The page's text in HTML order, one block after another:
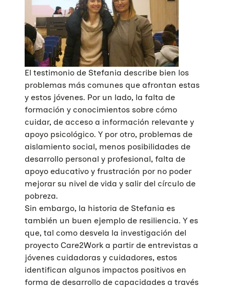
El testimonio de Stefania describe bien los
problemas más comunes que afrontan estas
y estos jóvenes. Por un lado, la falta de
formación y conocimientos sobre cómo
cuidar, de acceso a información relevante y
apoyo psicológico. Y por otro, problemas de
aislamiento social, menos posibilidades de
desarrollo personal y profesional, falta de
apoyo educativo y frustración por no poder
mejorar su nivel de vida y salir del círculo de
pobreza.
Sin embargo, la historia de Stefania es
también un buen ejemplo de resiliencia. Y es
que, tal como desvela la investigación del
proyecto Care2Work a partir de entrevistas a
jóvenes cuidadoras y cuidadores, estos
identifican algunos impactos positivos en
forma de desarrollo de capacidades a través